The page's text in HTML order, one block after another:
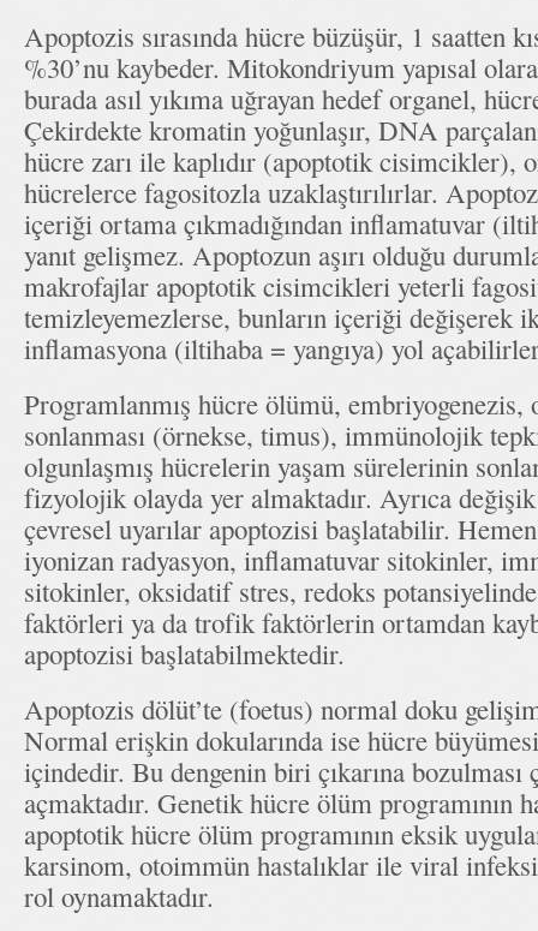
Apoptozis sırasında hücre büzüşür, 1 saatten
%30’nu kaybeder. Mitokondriyum yapısal
burada asıl yıkıma uğrayan hedef organel,
Çekirdekte kromatin yoğunlaşır, DNA
hücre zarı ile kaplıdır (apoptotik cisimcikler),
hücrelerce fagositozla uzaklaştırılırlar.
içeriği ortama çıkmadığından inflamatuvar
yanıt gelişmez. Apoptozun aşırı olduğu
makrofajlar apoptotik cisimcikleri yeterli
temizleyemezlerse, bunların içeriği değişerek
inflamasyona (iltihaba = yangıya) yol
Programlanmış hücre ölümü, embriyogenezis,
sonlanması (örnekse, timus), immünolojik
olgunlaşmış hücrelerin yaşam sürelerinin
fizyolojik olayda yer almaktadır. Ayrıca
çevresel uyarılar apoptozisi başlatabilir.
iyonizan radyasyon, inflamatuvar sitokinler,
sitokinler, oksidatif stres, redoks
faktörleri ya da trofik faktörlerin ortamdan
apoptozisi başlatabilmektedir.
Apoptozis dölüt’te (foetus) normal doku
Normal erişkin dokularında ise hücre
içindedir. Bu dengenin biri çıkarına bozulması
açmaktadır. Genetik hücre ölüm programının
apoptotik hücre ölüm programının eksik
karsinom, otoimmün hastalıklar ile viral
rol oynamaktadır.